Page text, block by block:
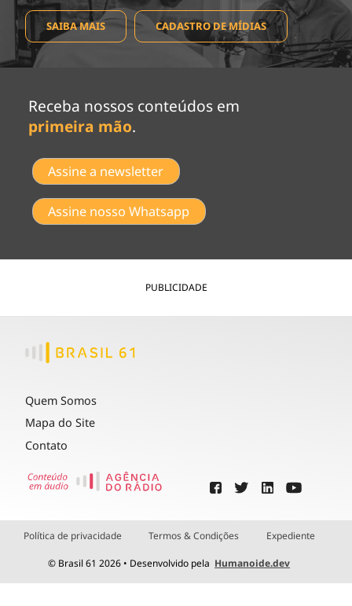
SAIBA MAIS CADASTRO DE MÍDIAS
Receba nossos conteúdos em
primeira mão.
Assine a newsletter
Assine nosso Whatsapp
PUBLICIDADE
Quem Somos
Mapa do Site
Contato
Política de privacidade Termos & Condições Expediente
© Brasil 61 2026 • Desenvolvido pela Humanoide.dev